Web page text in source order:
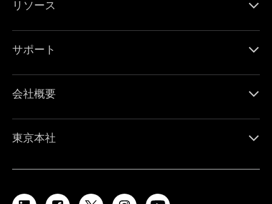
リソース
サポート
会社概要
東京本社